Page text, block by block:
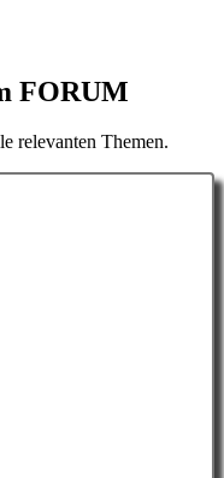
FORUM
relevanten Themen.